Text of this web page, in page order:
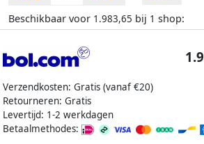
Beschikbaar voor 1.983,65 bij 1 shop:
Verzendkosten: Gratis (vanaf €20)
Retourneren: Gratis
Levertijd: 1-2 werkdagen
Betaalmethodes: